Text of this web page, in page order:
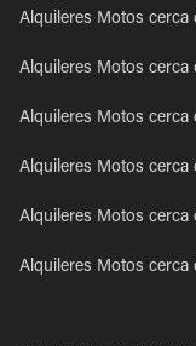
Alquileres Motos cerca
Alquileres Motos cerca
Alquileres Motos cerca
Alquileres Motos cerca
Alquileres Motos cerca
Alquileres Motos cerca